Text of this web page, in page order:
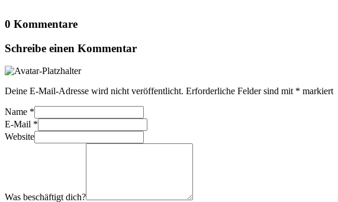
0 Kommentare
Schreibe einen Kommentar
Deine E-Mail-Adresse wird nicht veröffentlicht. Erforderliche Felder sind mit * markiert
Name *
E-Mail *
Website
Was beschäftigt dich?